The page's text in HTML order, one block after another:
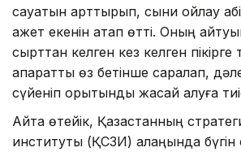
сауатын арттырып, сыни ойлау
қажет екенін атап өтті. Оның
сырттан келген кез келген пікірге
ақпаратты өз бетінше саралап,
сүйеніп қорытынды жасай алуға
Айта өтейік, Қазақстанның
институты (ҚСЗИ) алаңында бүгін